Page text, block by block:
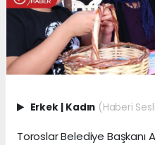
Erkek | Kadın (Haberi
Toroslar Belediye Başkanı